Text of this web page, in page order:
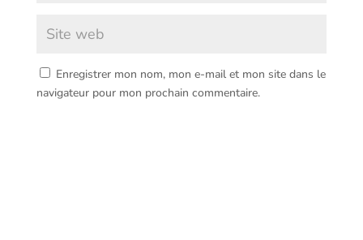
Enregistrer mon nom, mon e-mail et mon site dans le
navigateur pour mon prochain commentaire.